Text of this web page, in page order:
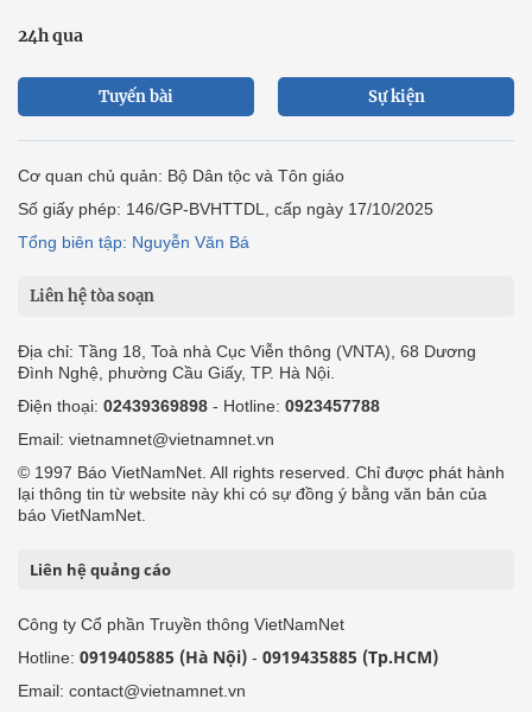
24h qua
Tuyến bài Sự kiện
Cơ quan chủ quản: Bộ Dân tộc và Tôn giáo
Số giấy phép: 146/GP-BVHTTDL, cấp ngày 17/10/2025
Tổng biên tập: Nguyễn Văn Bá
Liên hệ tòa soạn
Địa chỉ: Tầng 18, Toà nhà Cục Viễn thông (VNTA), 68 Dương
Đình Nghệ, phường Cầu Giấy, TP. Hà Nội.
Điện thoại: 02439369898 - Hotline: 0923457788
Email: vietnamnet@vietnamnet.vn
© 1997 Báo VietNamNet. All rights reserved. Chỉ được phát hành
lại thông tin từ website này khi có sự đồng ý bằng văn bản của
báo VietNamNet.
Liên hệ quảng cáo
Công ty Cổ phần Truyền thông VietNamNet
Hotline: 0919405885 (Hà Nội) - 0919435885 (Tp.HCM)
Email: contact@vietnamnet.vn